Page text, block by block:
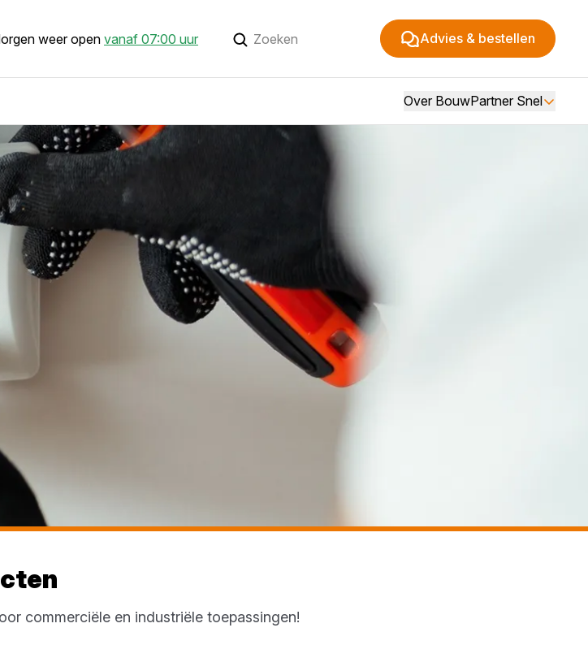
weer openvanaf 07:00 uur Advies & bestellen
Over BouwPartner Snel
commerciële en industriële toepassingen!